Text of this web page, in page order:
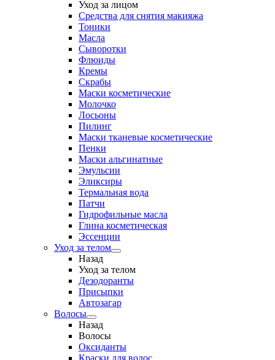
Уход за лицом
Средства для снятия макияжа
Тоники
Масла
Сыворотки
Флюиды
Кремы
Скрабы
Маски косметические
Молочко
Лосьоны
Пилинг
Маски тканевые косметические
Пенки
Маски альгинатные
Эмульсии
Эликсиры
Термальная вода
Патчи
Гидрофильные масла
Глина косметическая
Эссенции
Уход за телом
Назад
Уход за телом
Дезодоранты
Присыпки
Автозагар
Волосы
Назад
Волосы
Оксиданты
Краски для волос